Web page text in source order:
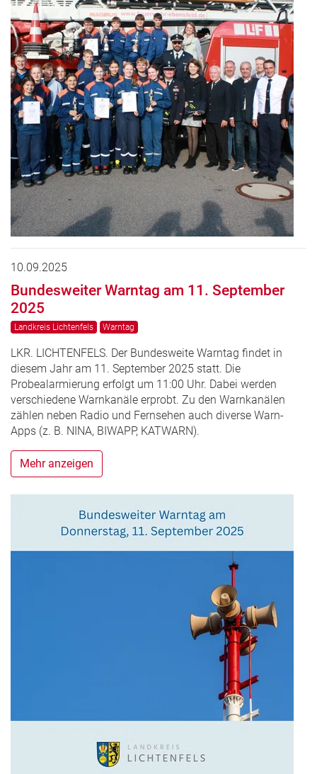
10.09.2025
Bundesweiter Warntag am 11. September
2025
Landkreis Lichtenfels Warntag
LKR. LICHTENFELS. Der Bundesweite Warntag findet in
diesem Jahr am 11. September 2025 statt. Die
Probealarmierung erfolgt um 11:00 Uhr. Dabei werden
verschiedene Warnkanäle erprobt. Zu den Warnkanälen
zählen neben Radio und Fernsehen auch diverse Warn-
Apps (z. B. NINA, BIWAPP, KATWARN).
Mehr anzeigen